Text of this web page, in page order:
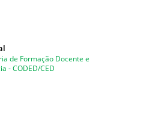
de Formação Docente e
- CODED/CED